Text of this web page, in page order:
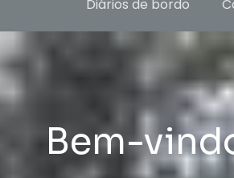
Diários de bordo
Bem-